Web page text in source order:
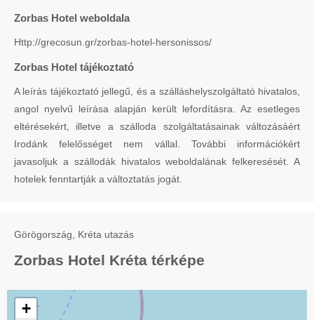
Zorbas Hotel weboldala
Http://grecosun.gr/zorbas-hotel-hersonissos/
Zorbas Hotel tájékoztató
A leírás tájékoztató jellegű, és a szálláshelyszolgáltató hivatalos,
angol nyelvű leírása alapján került lefordításra. Az esetleges
eltérésekért, illetve a szálloda szolgáltatásainak változásáért
Irodánk felelősséget nem vállal. További információkért
javasoljuk a szállodák hivatalos weboldalának felkeresését. A
hotelek fenntartják a változtatás jogát.
Görögország, Kréta utazás
Zorbas Hotel Kréta térképe
+